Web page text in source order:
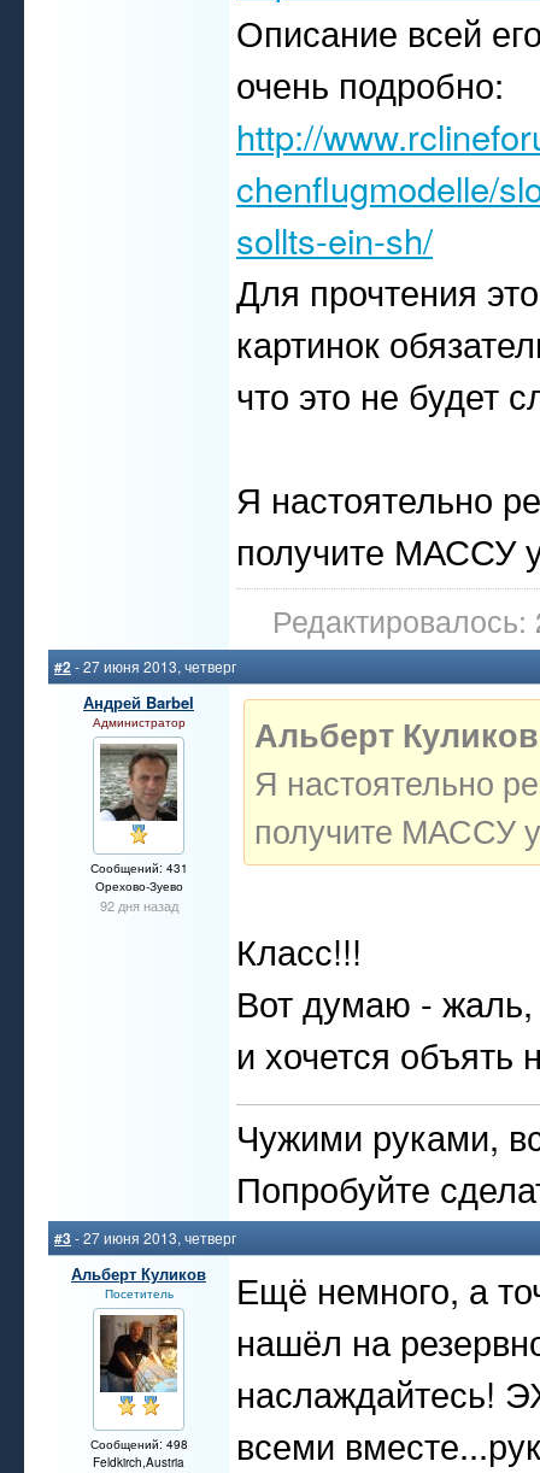
Описание всей
очень подробно:
http://
chenflugmodelle/
sollts-ein-sh/
Для прочтения
картинок
что это не будет
Я настоятельно
получите МАССУ
#2- 27 июня 2013, четверг
Андрей Barbel
Администратор
Сообщений: 431
Орехово-Зуево
92 дня назад
Альберт
Я настоятельно
получите МАССУ
Класс!!!
Вот думаю - жаль,
и хочется объять
Чужими руками,
Попробуйте
#3- 27 июня 2013, четверг
Альберт Куликов
Посетитель
Сообщений: 498
Feldkirch,Austria
Ещё немного, а
нашёл на
наслаждайтесь!
всеми